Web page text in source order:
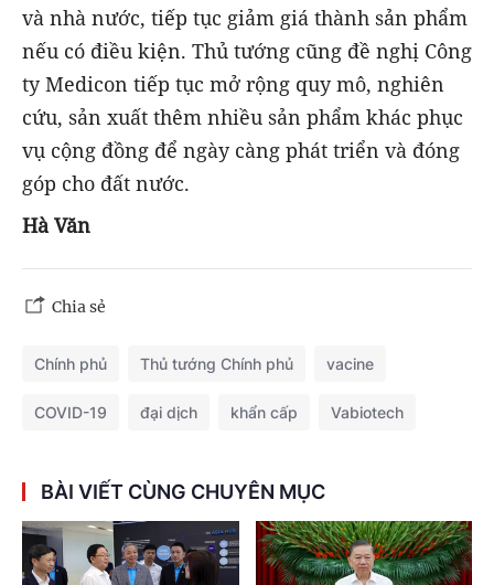
và nhà nước, tiếp tục giảm giá thành sản phẩm
nếu có điều kiện. Thủ tướng cũng đề nghị Công
ty Medicon tiếp tục mở rộng quy mô, nghiên
cứu, sản xuất thêm nhiều sản phẩm khác phục
vụ cộng đồng để ngày càng phát triển và đóng
góp cho đất nước.
Hà Văn
Chia sẻ
Chính phủ Thủ tướng Chính phủ vacine
COVID-19 đại dịch khẩn cấp Vabiotech
BÀI VIẾT CÙNG CHUYÊN MỤC